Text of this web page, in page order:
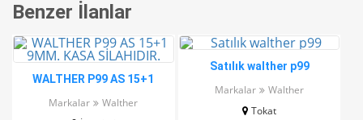
Benzer İlanlar
WALTHER P99 AS 15+1
Markalar
Walther
Satılık walther p99
Markalar
Walther
Tokat